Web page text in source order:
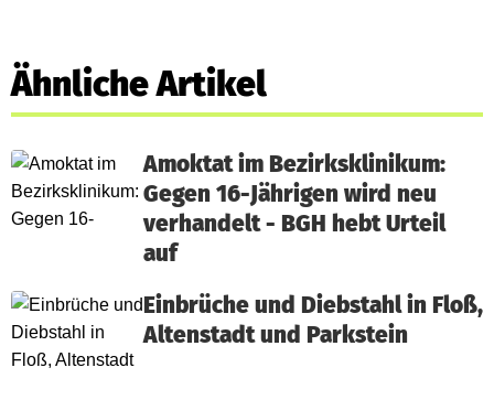
Ähnliche Artikel
Amoktat im Bezirksklinikum:
Gegen 16-Jährigen wird neu
verhandelt - BGH hebt Urteil
auf
Einbrüche und Diebstahl in Floß,
Altenstadt und Parkstein